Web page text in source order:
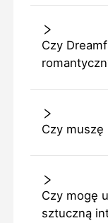
Czy
Czy
Czy mogę
sztuczną